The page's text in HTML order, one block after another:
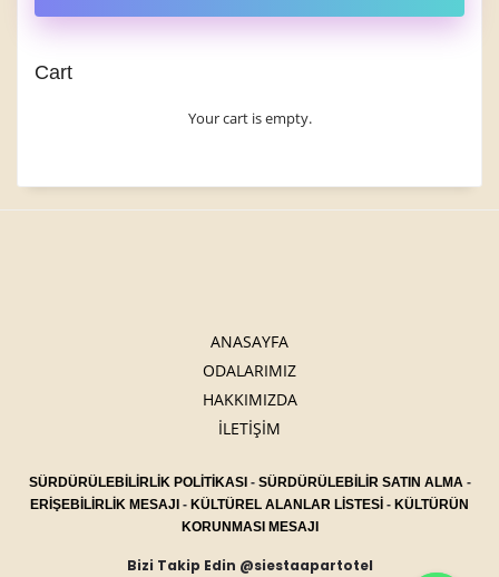
Cart
Your cart is empty.
ANASAYFA
ODALARIMIZ
HAKKIMIZDA
İLETİŞİM
SÜRDÜRÜLEBİLİRLİK POLİTİKASI - SÜRDÜRÜLEBİLİR SATIN ALMA -
ERİŞEBİLİRLİK MESAJI - KÜLTÜREL ALANLAR LİSTESİ - KÜLTÜRÜN
KORUNMASI MESAJI
Bizi Takip Edin @siestaapartotel